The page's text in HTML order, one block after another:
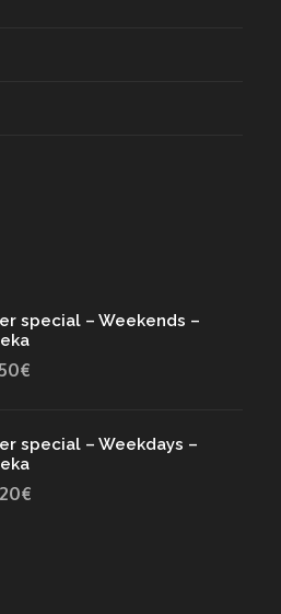
special – Weekends –
special – Weekdays –